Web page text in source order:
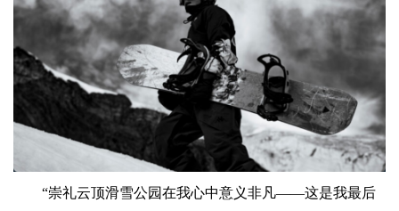
“崇礼云顶滑雪公园在我心中意义非凡——这是我最后